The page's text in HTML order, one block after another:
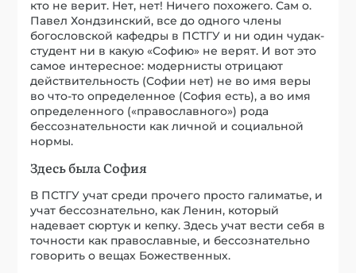
кто не верит. Нет, нет! Ничего похожего. Сам о.
Павел Хондзинский, все до одного члены
богословской кафедры в ПСТГУ и ни один чудак-
студент ни в какую «Софию» не верят. И вот это
самое интересное: модернисты отрицают
действительность (Софии нет) не во имя веры
во что-то определенное (София есть), а во имя
определенного («православного») рода
бессознательности как личной и социальной
нормы.
Здесь была София
В ПСТГУ учат среди прочего просто галиматье, и
учат бессознательно, как Ленин, который
надевает сюртук и кепку. Здесь учат вести себя в
точности как православные, и бессознательно
говорить о вещах Божественных.